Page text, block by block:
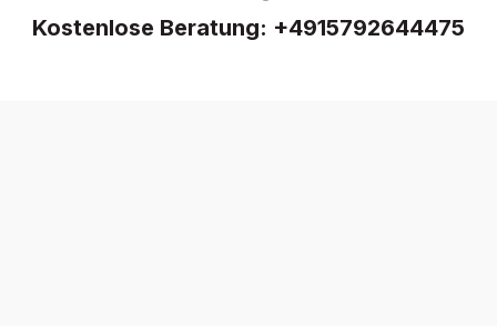
Kostenlose Beratung: +4915792644475